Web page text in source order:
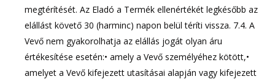
megtérítését. Az Eladó a Termék ellenértékét legkésőbb az
elállást követő 30 (harminc) napon belül téríti vissza. 7.4. A
Vevő nem gyakorolhatja az elállás jogát olyan áru
értékesítése esetén:• amely a Vevő személyéhez kötött,•
amelyet a Vevő kifejezett utasításai alapján vagy kifejezett